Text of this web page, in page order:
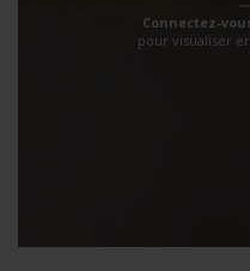
Connectez-
pour visualiser